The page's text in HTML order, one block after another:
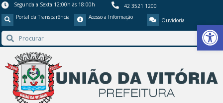
Barra de
Segunda a Sexta 12:00h às 18:00h
42 3521 1200
Portal da Transparência
Acesso a Informação Ouvidoria